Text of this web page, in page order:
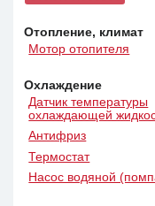
Отопление, климат
Мотор отопителя
Охлаждение
Датчик температуры
охлаждающей
Антифриз
Термостат
Насос водяной